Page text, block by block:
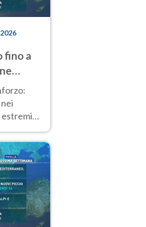
fino a
estremi